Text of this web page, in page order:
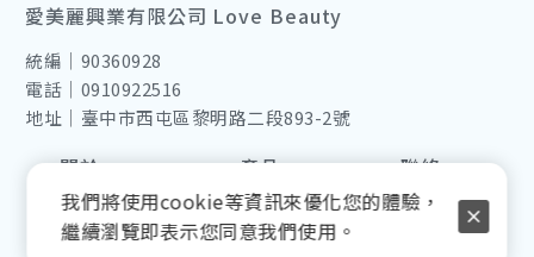
愛美麗興業有限公司 Love Beauty
統編｜90360928
電話｜0910922516
地址｜臺中市西屯區黎明路二段893-2號
關於
品牌故事
國際貿易
產品
所有商品
皮膚管理
聯絡
聯絡我們
我們將使用cookie等資訊來優化您的體驗，
繼續瀏覽即表示您同意我們使用。